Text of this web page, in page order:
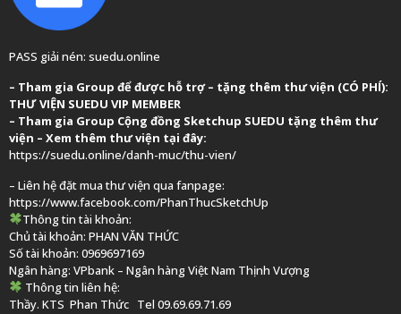
PASS giải nén: suedu.online
– Tham gia Group để được hỗ trợ – tặng thêm thư viện (CÓ PHÍ):
THƯ VIỆN SUEDU VIP MEMBER
– Tham gia Group Cộng đồng Sketchup SUEDU tặng thêm thư
viện – Xem thêm thư viện tại đây:
https://suedu.online/danh-muc/thu-vien/
– Liên hệ đặt mua thư viện qua fanpage:
https://www.facebook.com/PhanThucSketchUp
Thông tin tài khoản:
Chủ tài khoản: PHAN VĂN THỨC
Số tài khoản: 0969697169
Ngân hàng: VPbank – Ngân hàng Việt Nam Thịnh Vượng
Thông tin liên hệ:
Thầy. KTS Phan Thức Tel 09.69.69.71.69